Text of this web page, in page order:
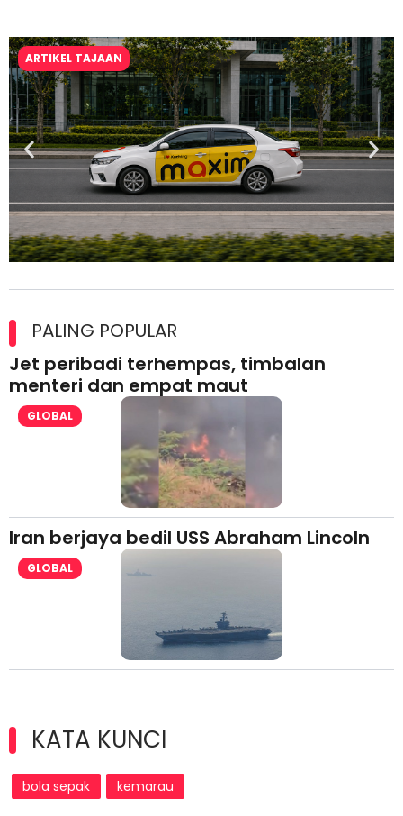
ARTIKEL TAJAAN
lesen separuh pertama 2026
PALING POPULAR
Jet peribadi terhempas, timbalan
menteri dan empat maut
GLOBAL
Iran berjaya bedil USS Abraham Lincoln
GLOBAL
KATA KUNCI
bola sepak kemarau